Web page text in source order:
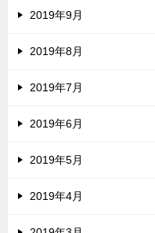
2019年9月
2019年8月
2019年7月
2019年6月
2019年5月
2019年4月